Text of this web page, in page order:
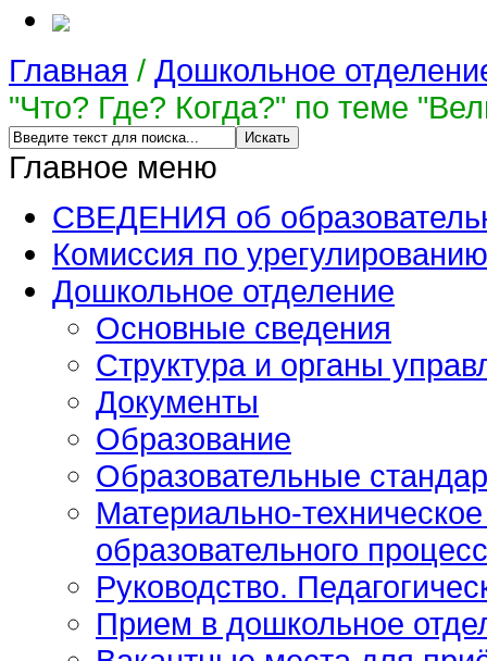
Главная / Дошкольное
"Что? Где? Когда?" по теме
Главное меню
СВЕДЕНИЯ об
Комиссия по
Дошкольное отделение
Основные сведения
Структура и органы
Документы
Образование
Образовательные
Материально-
образовательного
Руководство.
Прием в дошкольное